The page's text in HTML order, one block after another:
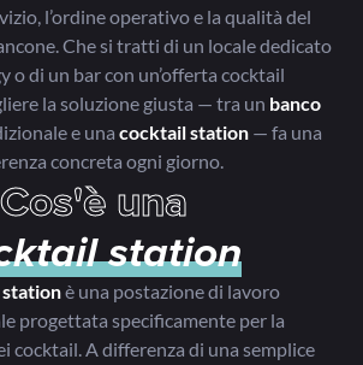
l’ordine operativo e la qualità del
Che si tratti di un locale dedicato
o di un bar con un’offerta cocktail
la soluzione giusta — tra un banco
e una cocktail station — fa una
concreta ogni giorno.
Cos'è una
station
è una postazione di lavoro
progettata specificamente per la
cocktail. A differenza di una semplice